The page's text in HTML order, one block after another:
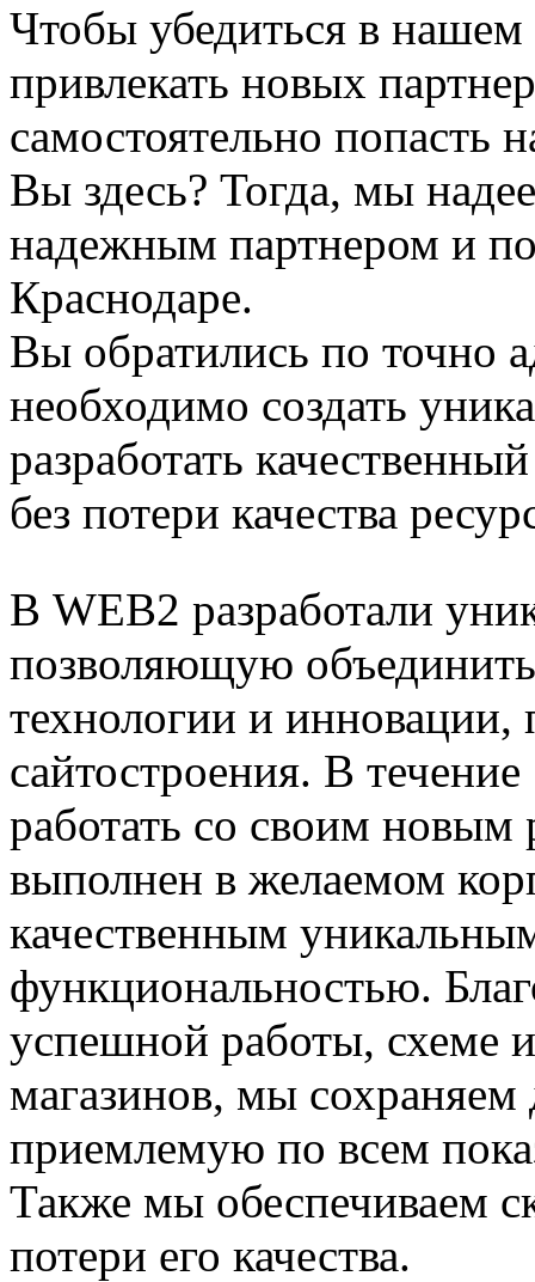
Чтобы убедиться в
привлекать новых
самостоятельно попасть
Вы здесь? Тогда, мы
надежным партнером и
Краснодаре.
Вы обратились по точно
необходимо создать
разработать
без потери качества
В WEB2 разработали
позволяющую
технологии и
сайтостроения. В
работать со своим новым
выполнен в желаемом
качественным
функциональностью.
успешной работы, схеме
магазинов, мы
приемлемую по всем
Также мы обеспечиваем
потери его качества.